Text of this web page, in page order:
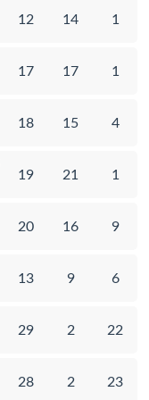
12 14 1
17 17 1
18 15 4
19 21 1
20 16 9
13 9 6
29 2 22
28 2 23